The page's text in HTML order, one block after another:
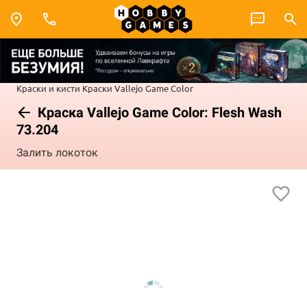
Краски и кисти Краски Vallejo Game Color
Краска Vallejo Game Color: Flesh Wash
73.204
Залить локоток